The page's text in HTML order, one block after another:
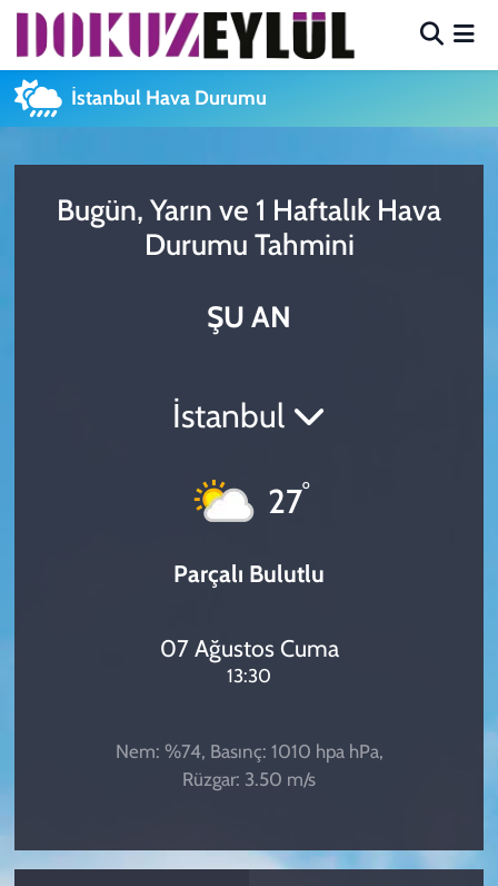
İstanbul Hava Durumu
Bugün, Yarın ve 1 Haftalık Hava
Durumu Tahmini
ŞU AN
İstanbul
27°
Parçalı Bulutlu
07 Ağustos Cuma
13:30
Nem: %74, Basınç: 1010 hpa hPa,
Rüzgar: 3.50 m/s
Hava Durumu
Süper Lig Puan Durumu ve Fikstür
Tüm Manşetler
Son Dakika Haberleri